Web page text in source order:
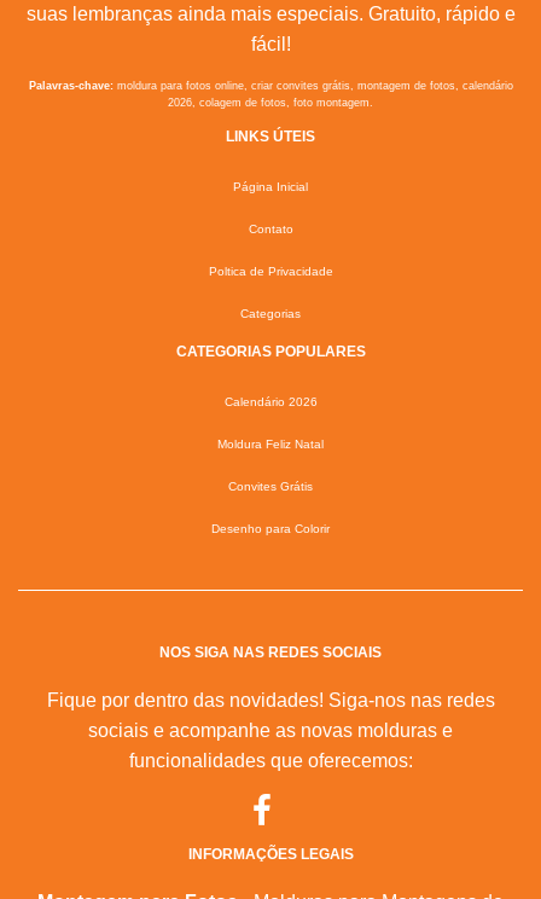
suas lembranças ainda mais especiais. Gratuito, rápido e
fácil!
Palavras-chave:moldura para fotos online, criar convites grátis, montagem de fotos, calendário
2026, colagem de fotos, foto montagem.
LINKS ÚTEIS
Página Inicial
Contato
Poltica de Privacidade
Categorias
CATEGORIAS POPULARES
Calendário 2026
Moldura Feliz Natal
Convites Grátis
Desenho para Colorir
NOS SIGA NAS REDES SOCIAIS
Fique por dentro das novidades! Siga-nos nas redes
sociais e acompanhe as novas molduras e
funcionalidades que oferecemos:
INFORMAÇÕES LEGAIS